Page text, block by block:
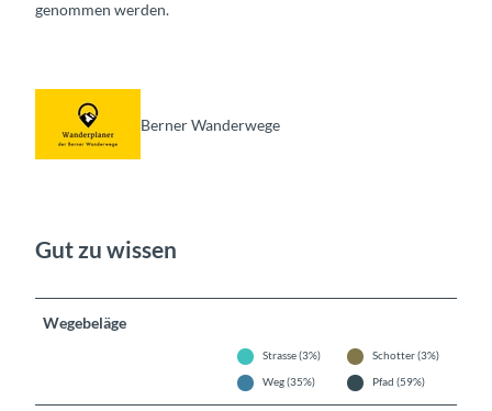
genommen werden.
Berner Wanderwege
Gut zu wissen
Wegebeläge
Strasse (3%)
Schotter (3%)
Weg (35%)
Pfad (59%)